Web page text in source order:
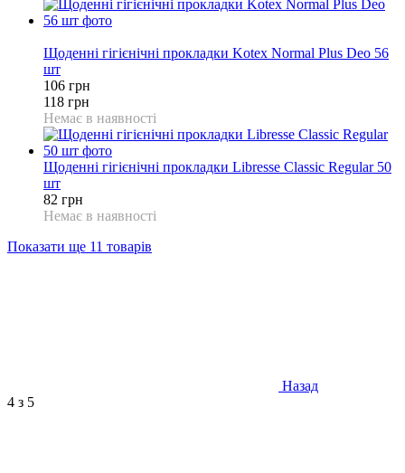
Щоденні гігієнічні прокладки Kotex Normal Plus Deo 56
шт
106 грн
118 грн
Немає в наявності
Щоденні гігієнічні прокладки Libresse Classic Regular 50
шт
82 грн
Немає в наявності
Показати ще 11 товарів
Назад
4 з 5